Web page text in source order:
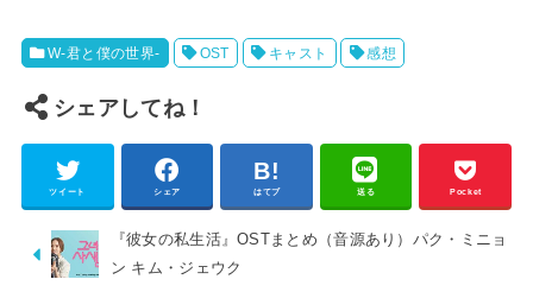
W-君と僕の世界- OST キャスト 感想
シェアしてね！
ツイート シェア はてブ 送る Pocket
『彼女の私生活』OSTまとめ（音源あり）パク・ミニョ
ン キム・ジェウク